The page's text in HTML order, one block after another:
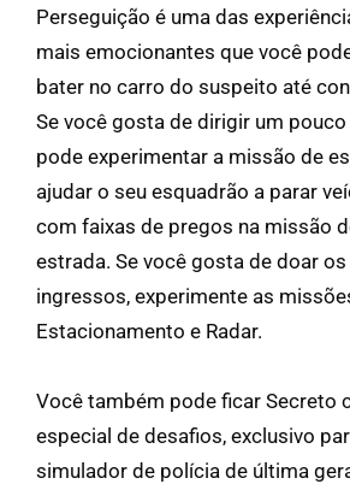
Perseguição é uma das
mais emocionantes que você
bater no carro do suspeito até
Se você gosta de dirigir um
pode experimentar a missão de
ajudar o seu esquadrão a parar
com faixas de pregos na missão
estrada. Se você gosta de doar
ingressos, experimente as
Estacionamento e Radar.
Você também pode ficar Secreto
especial de desafios, exclusivo
simulador de polícia de última